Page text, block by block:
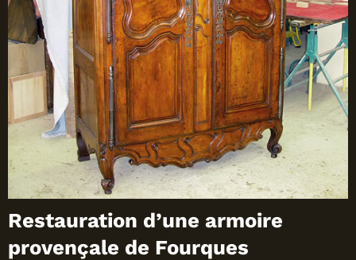
Restauration d’une armoire
provençale de Fourques